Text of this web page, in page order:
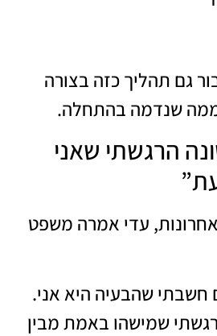
גם תהליך כזה בצורה
ממה שנדמה בהתחלה.
הרגשתי שאני
עדי אמרה משפט
חשבתי שהבעיה היא אני.
שמישהו באמת מבין